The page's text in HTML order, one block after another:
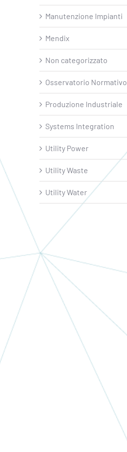
Manutenzione Impianti
Mendix
Non categorizzato
Osservatorio Normativo
Produzione Industriale
Systems Integration
Utility Power
Utility Waste
Utility Water